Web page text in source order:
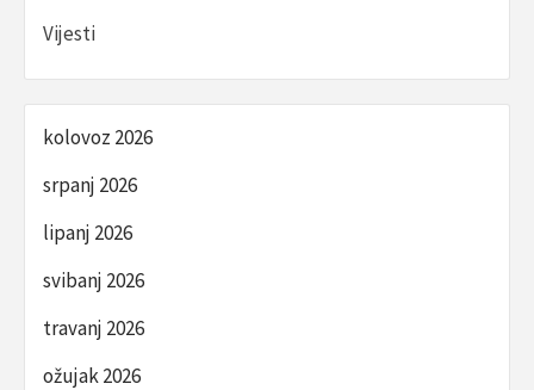
Vijesti
kolovoz 2026
srpanj 2026
lipanj 2026
svibanj 2026
travanj 2026
ožujak 2026